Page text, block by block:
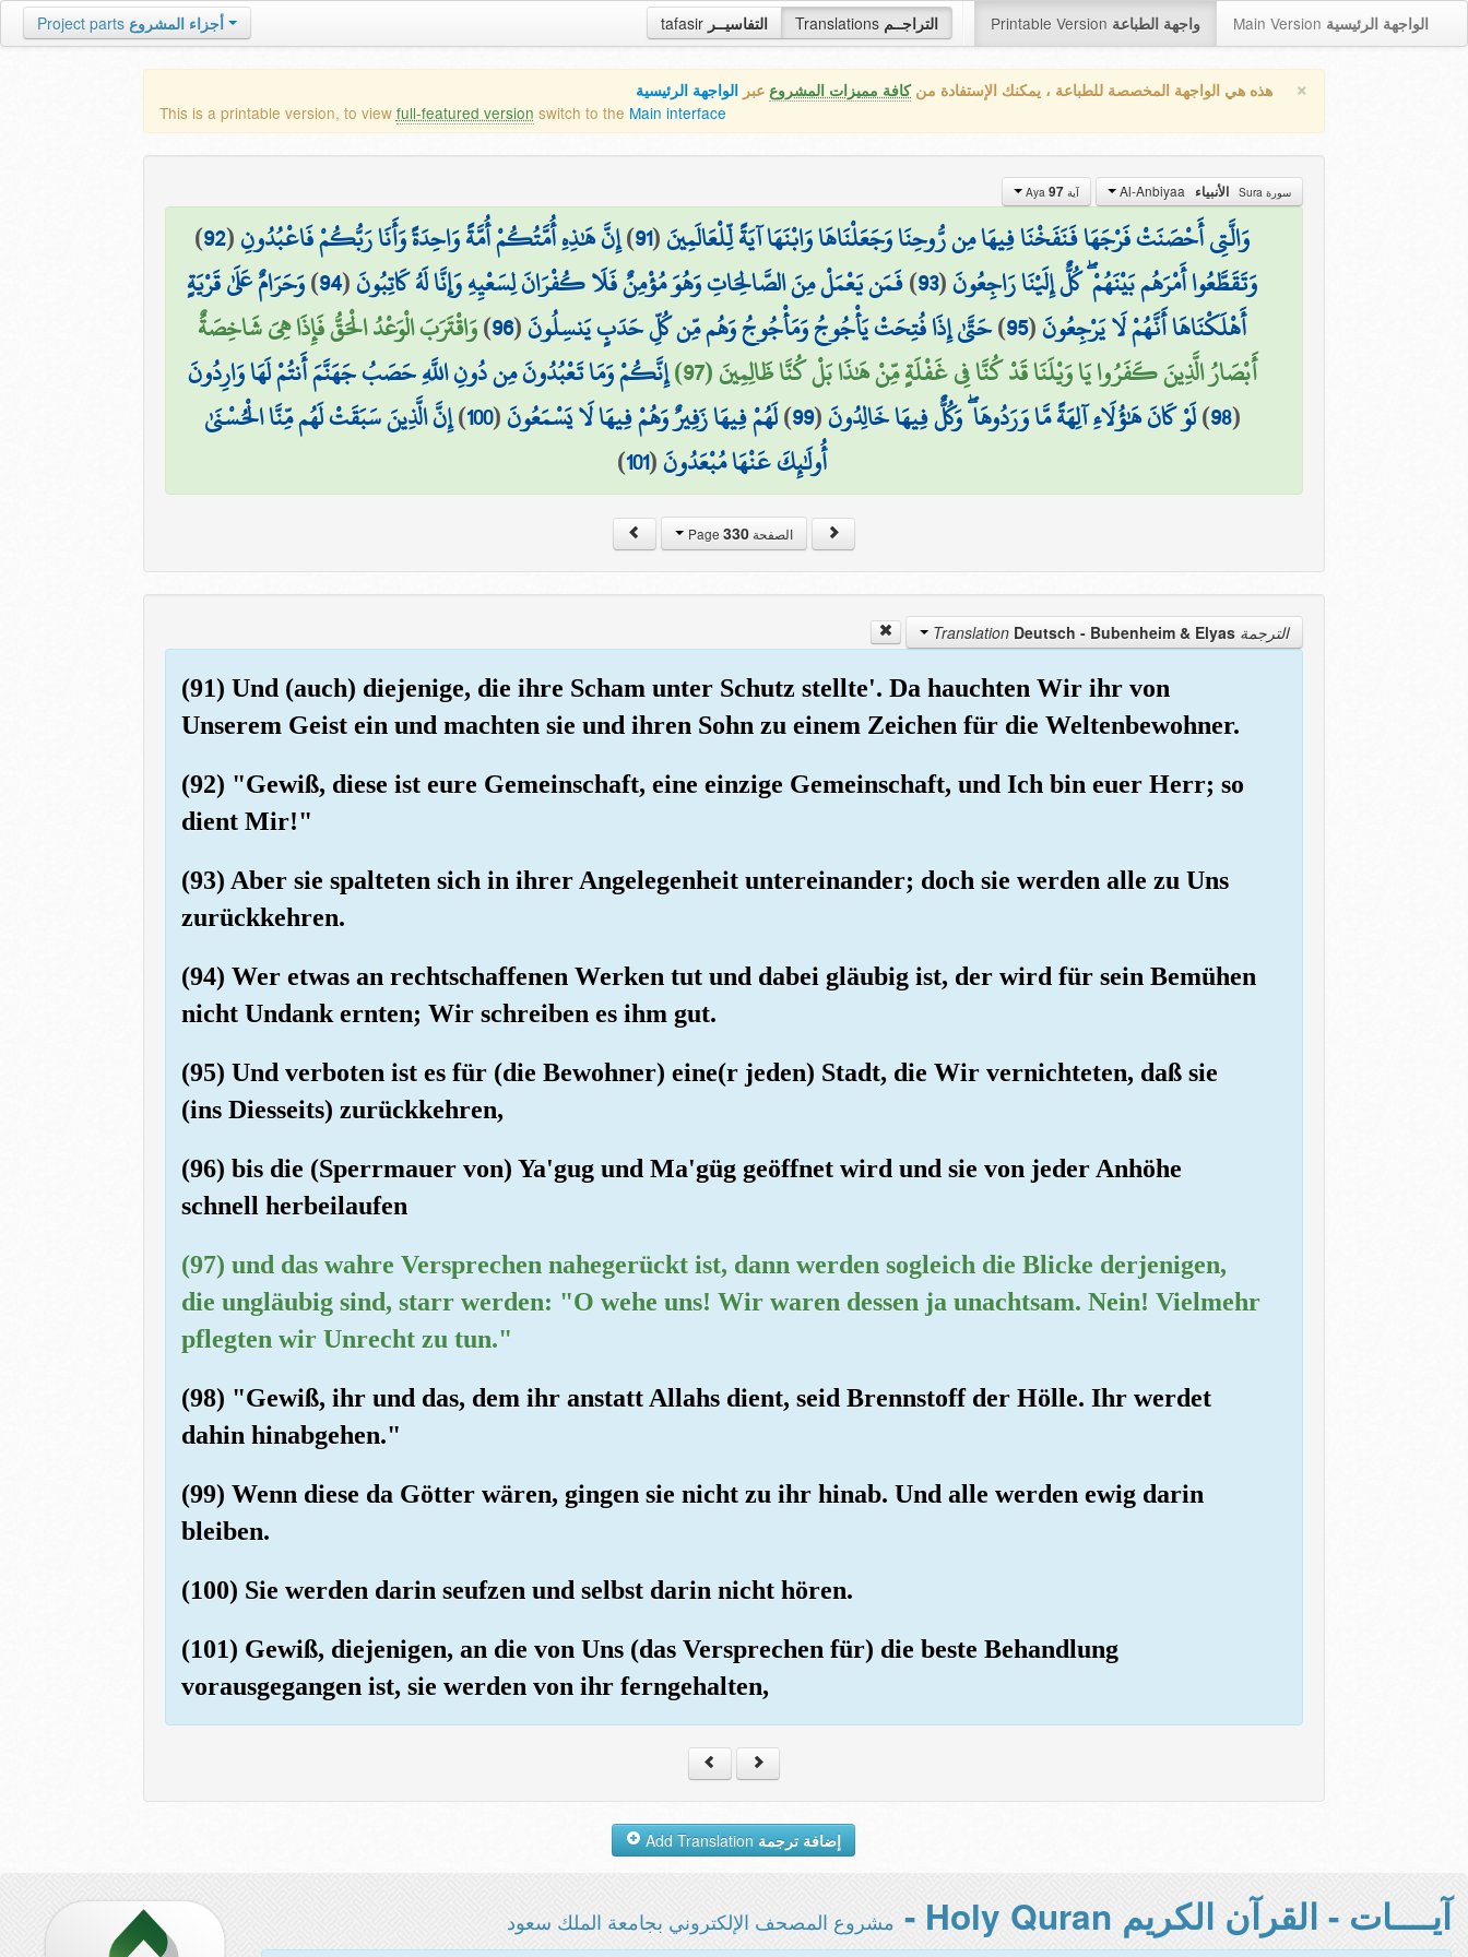
tafasir التفاسيــر Translations التراجــم Printable Version واجهة الطباعة Main Version الواجهة الرئيسية Project parts أجزاء المشروع
× هذه هي الواجهة المخصصة للطباعة ، يمكنك الإستفادة منكافة مميزات المشروع عبر الواجهة الرئيسية
This is a printable version, to view full-featured version switch to the Main interface
سورة Sura الأنبياء آية Aya 97
وَالَّتِي أَحْصَنَتْ فَرْجَهَا فَنَفَخْنَا فِيهَا مِن رُّوحِنَا وَجَعَلْنَاهَا وَابْنَهَا آيَةً لِّلْعَالَمِينَ(
91
)إِنَّ هَٰذِهِ أُمَّتُكُمْ أُمَّةً وَاحِدَةً وَأَنَا رَبُّكُمْ فَاعْبُدُونِ(
92
)
وَتَقَطَّعُوا أَمْرَهُم بَيْنَهُمْ ۖ كُلٌّ إِلَيْنَا رَاجِعُونَ(
93
)فَمَن يَعْمَلْ مِنَ الصَّالِحَاتِ وَهُوَ مُؤْمِنٌ فَلَا كُفْرَانَ لِسَعْيِهِ وَإِنَّا لَهُ كَاتِبُونَ(
94
)وَحَرَامٌ عَلَىٰ قَرْيَةٍ
أَهْلَكْنَاهَا أَنَّهُمْ لَا يَرْجِعُونَ(
95
)حَتَّىٰ إِذَا فُتِحَتْ يَأْجُوجُ وَمَأْجُوجُ وَهُم مِّن كُلِّ حَدَبٍ يَنسِلُونَ(
96
)وَاقْتَرَبَ الْوَعْدُ الْحَقُّ فَإِذَا هِيَ شَاخِصَةٌ
أَبْصَارُ الَّذِينَ كَفَرُوا يَا وَيْلَنَا قَدْ كُنَّا فِي غَفْلَةٍ مِّنْ هَٰذَا بَلْ كُنَّا ظَالِمِينَ (97)
إِنَّكُمْ وَمَا تَعْبُدُونَ مِن دُونِ اللَّهِ حَصَبُ جَهَنَّمَ أَنتُمْ لَهَا وَارِدُونَ
(
98
)لَوْ كَانَ هَٰؤُلَاءِ آلِهَةً مَّا وَرَدُوهَا ۖ وَكُلٌّ فِيهَا خَالِدُونَ(
99
)لَهُمْ فِيهَا زَفِيرٌ وَهُمْ فِيهَا لَا يَسْمَعُونَ(
100
)إِنَّ الَّذِينَ سَبَقَتْ لَهُم مِّنَّا الْحُسْنَىٰ
أُولَٰئِكَ عَنْهَا مُبْعَدُونَ(
101
)
الصفحة Page330
الترجمة Translation Deutsch - Bubenheim & Elyas
(91) Und (auch) diejenige, die ihre Scham unter Schutz stellte'. Da hauchten Wir ihr von
Unserem Geist ein und machten sie und ihren Sohn zu einem Zeichen für die Weltenbewohner.
(92) "Gewiß, diese ist eure Gemeinschaft, eine einzige Gemeinschaft, und Ich bin euer Herr; so
dient Mir!"
(93) Aber sie spalteten sich in ihrer Angelegenheit untereinander; doch sie werden alle zu Uns
zurückkehren.
(94) Wer etwas an rechtschaffenen Werken tut und dabei gläubig ist, der wird für sein Bemühen
nicht Undank ernten; Wir schreiben es ihm gut.
(95) Und verboten ist es für (die Bewohner) eine(r jeden) Stadt, die Wir vernichteten, daß sie
(ins Diesseits) zurückkehren,
(96) bis die (Sperrmauer von) Ya'gug und Ma'güg geöffnet wird und sie von jeder Anhöhe
schnell herbeilaufen
(97) und das wahre Versprechen nahegerückt ist, dann werden sogleich die Blicke derjenigen,
die ungläubig sind, starr werden: "O wehe uns! Wir waren dessen ja unachtsam. Nein! Vielmehr
pflegten wir Unrecht zu tun."
(98) "Gewiß, ihr und das, dem ihr anstatt Allahs dient, seid Brennstoff der Hölle. Ihr werdet
dahin hinabgehen."
(99) Wenn diese da Götter wären, gingen sie nicht zu ihr hinab. Und alle werden ewig darin
bleiben.
(100) Sie werden darin seufzen und selbst darin nicht hören.
(101) Gewiß, diejenigen, an die von Uns (das Versprechen für) die beste Behandlung
vorausgegangen ist, sie werden von ihr ferngehalten,
إضافة ترجمة
آيــــات - القرآن الكريم Holy Quran - مشروع المصحف الإلكتروني بجامعة الملك سعود